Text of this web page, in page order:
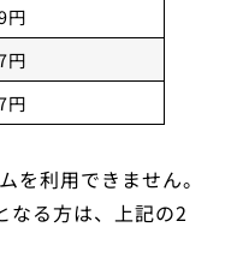
円
円
円
利用できません。
る方は、上記の2